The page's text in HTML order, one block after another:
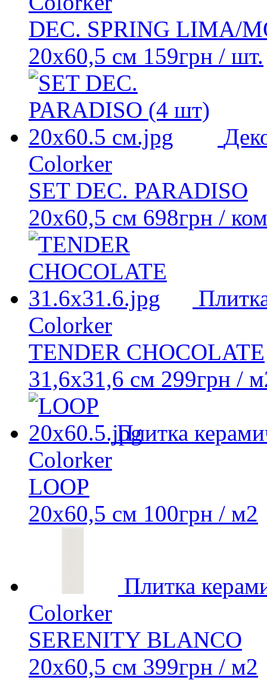
DEC. SPRING LIMA/
20x60,5 см 159грн / шт.
Colorker
SET DEC. PARADISO
20x60,5 см 698грн /
Colorker
TENDER CHOCOLATE
31,6x31,6 см 299грн /
Плитка
Colorker
LOOP
20x60,5 см 100грн / м2
Плитка
Colorker
SERENITY BLANCO
20x60,5 см 399грн / м2